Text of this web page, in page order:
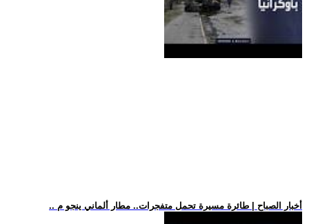
.. أخبار الصباح | طائرة مسيرة تحمل متفجرات.. مطار ألماني ينجو م